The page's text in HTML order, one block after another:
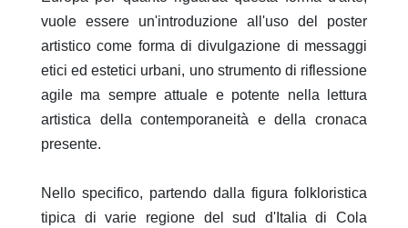
vuole essere un'introduzione all'uso del poster
artistico come forma di divulgazione di messaggi
etici ed estetici urbani, uno strumento di riflessione
agile ma sempre attuale e potente nella lettura
artistica della contemporaneità e della cronaca
presente.
Nello specifico, partendo dalla figura folkloristica
tipica di varie regione del sud d'Italia di Cola